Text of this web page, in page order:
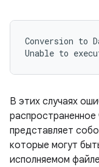
Conversion to
В этих случаях
представляет
которые могут
исполняемом